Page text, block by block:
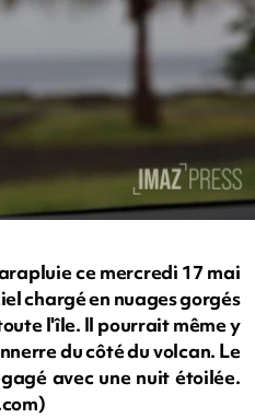
ce mercredi 17 mai
chargé en nuages gorgés
l'île. Il pourrait même y
du côté du volcan. Le
avec une nuit étoilée.